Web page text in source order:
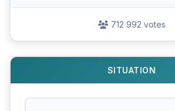
712 992 votes
SITUATION